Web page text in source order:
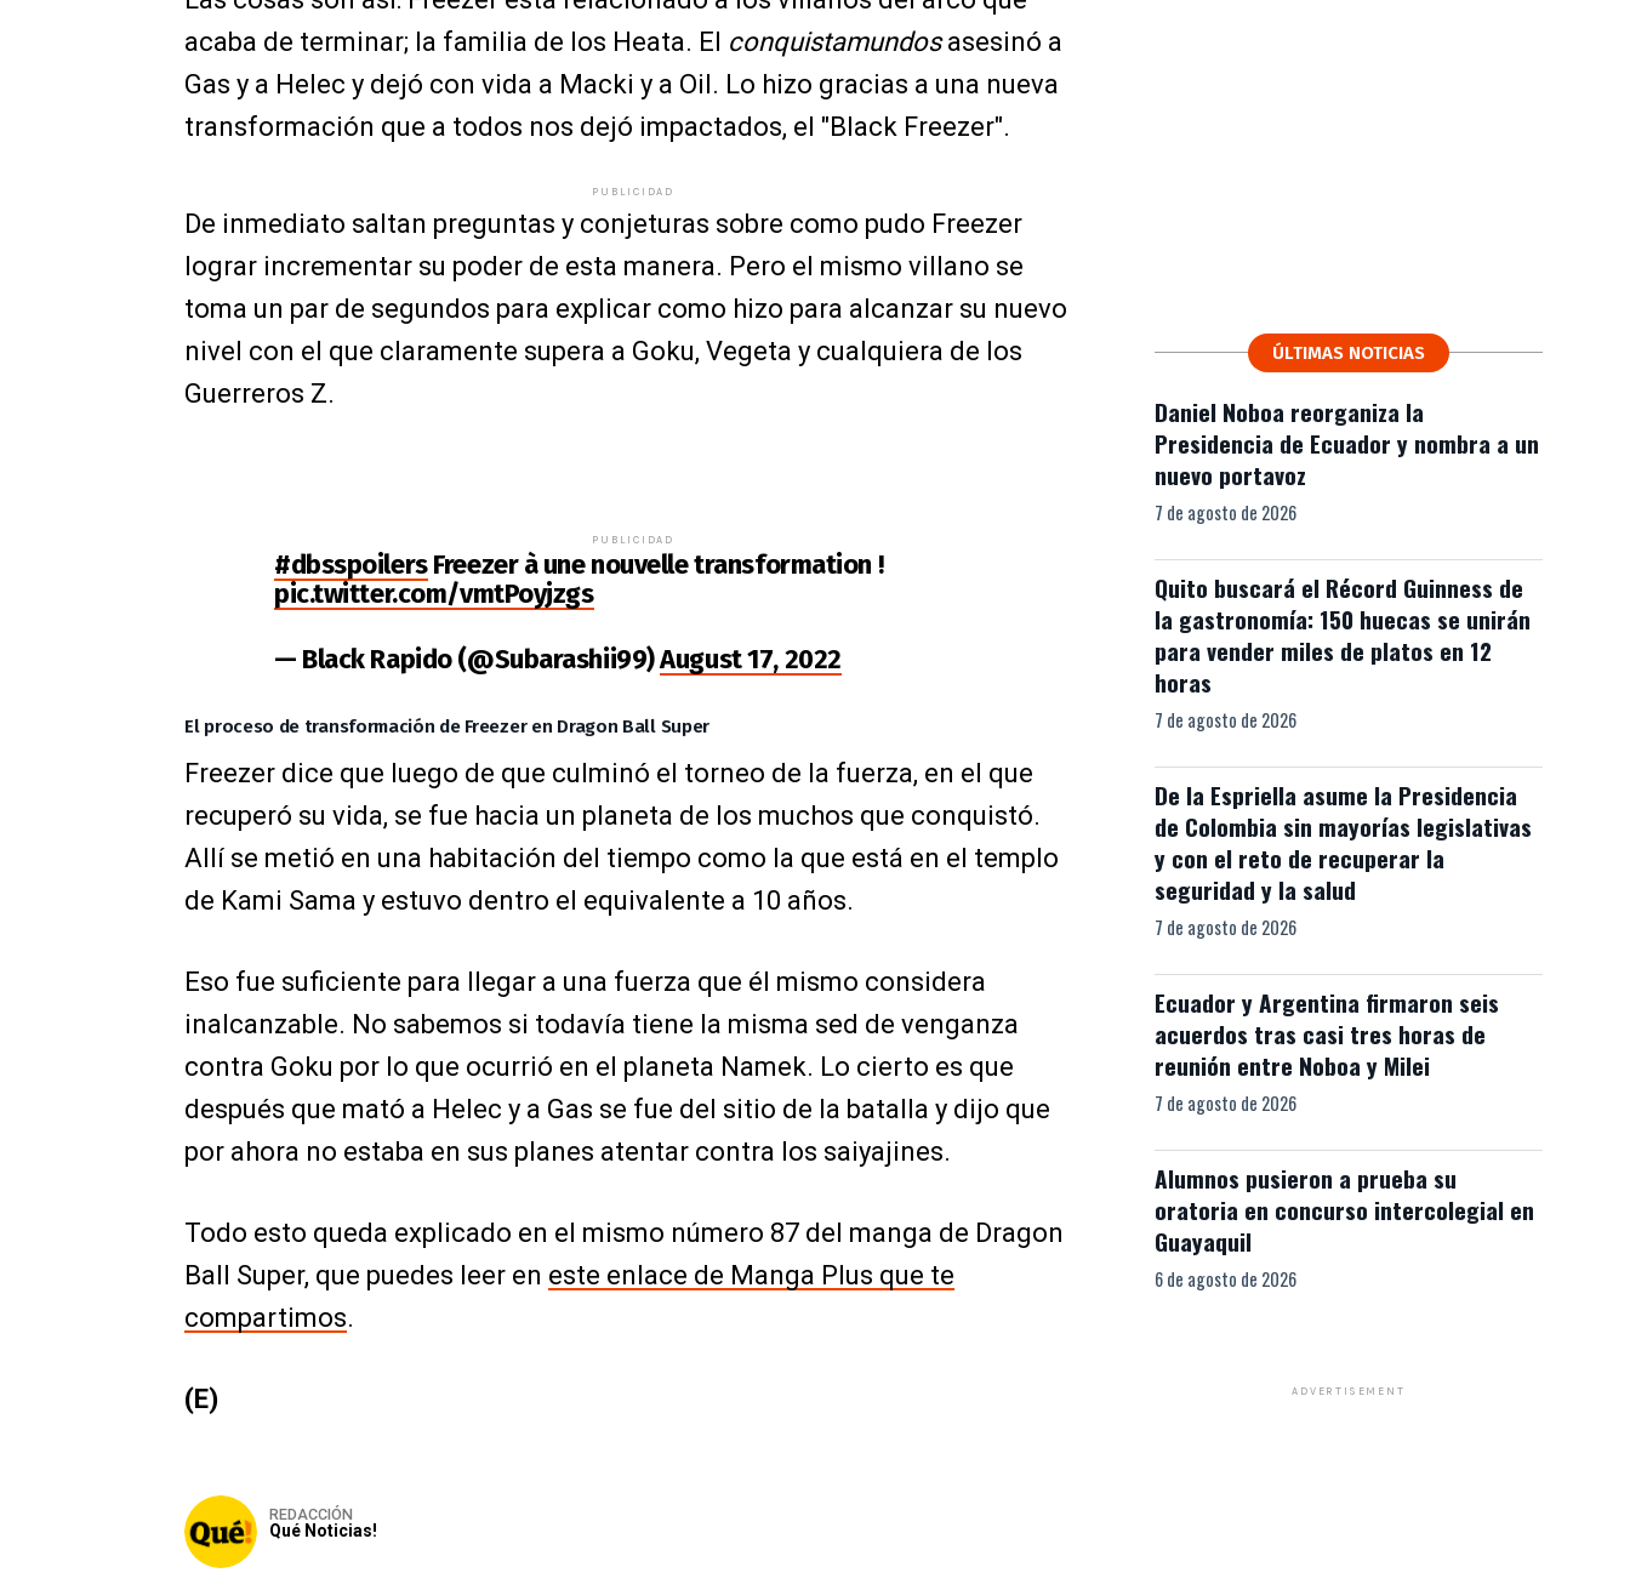
acaba de terminar; la familia de los Heata. El conquistamundosasesinó a
Gas y a Helec y dejó con vida a Macki y a Oil. Lo hizo gracias a una nueva
transformación que a todos nos dejó impactados, el "Black Freezer".
PUBLICIDAD
De inmediato saltan preguntas y conjeturas sobre como pudo Freezer
lograr incrementar su poder de esta manera. Pero el mismo villano se
toma un par de segundos para explicar como hizo para alcanzar su nuevo
nivel con el que claramente supera a Goku, Vegeta y cualquiera de los
Guerreros Z.
PUBLICIDAD
#dbsspoilersFreezer à une nouvelle transformation !
pic.twitter.com/vmtPoyjzgs
— Black Rapido (@Subarashii99)August 17, 2022
El proceso de transformación de Freezer en Dragon Ball Super
Freezer dice que luego de que culminó el torneo de la fuerza, en el que
recuperó su vida, se fue hacia un planeta de los muchos que conquistó.
Allí se metió en una habitación del tiempo como la que está en el templo
de Kami Sama y estuvo dentro el equivalente a 10 años.
Eso fue suficiente para llegar a una fuerza que él mismo considera
inalcanzable. No sabemos si todavía tiene la misma sed de venganza
contra Goku por lo que ocurrió en el planeta Namek. Lo cierto es que
después que mató a Helec y a Gas se fue del sitio de la batalla y dijo que
por ahora no estaba en sus planes atentar contra los saiyajines.
Todo esto queda explicado en el mismo número 87 del manga de Dragon
Ball Super, que puedes leer en este enlace de Manga Plus que te
compartimos.
(E)
REDACCIÓN
Qué Noticias!
ÚLTIMAS NOTICIAS
Daniel Noboa reorganiza la
Presidencia de Ecuador y nombra a un
nuevo portavoz
7 de agosto de 2026
Quito buscará el Récord Guinness de
la gastronomía: 150 huecas se unirán
para vender miles de platos en 12
horas
7 de agosto de 2026
De la Espriella asume la Presidencia
de Colombia sin mayorías legislativas
y con el reto de recuperar la
seguridad y la salud
7 de agosto de 2026
Ecuador y Argentina firmaron seis
acuerdos tras casi tres horas de
reunión entre Noboa y Milei
7 de agosto de 2026
Alumnos pusieron a prueba su
oratoria en concurso intercolegial en
Guayaquil
6 de agosto de 2026
ADVERTISEMENT